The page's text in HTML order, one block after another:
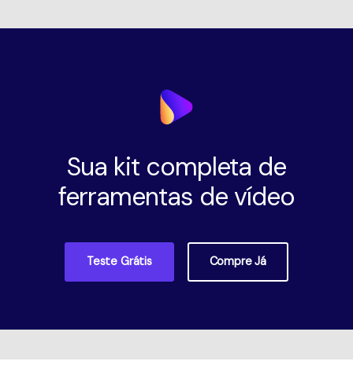
Sua kit completa de
ferramentas de vídeo
Teste Grátis Compre Já